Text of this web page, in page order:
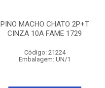
PINO MACHO CHATO 2P+T
CINZA 10A FAME 1729
Código: 21224
Embalagem: UN/1